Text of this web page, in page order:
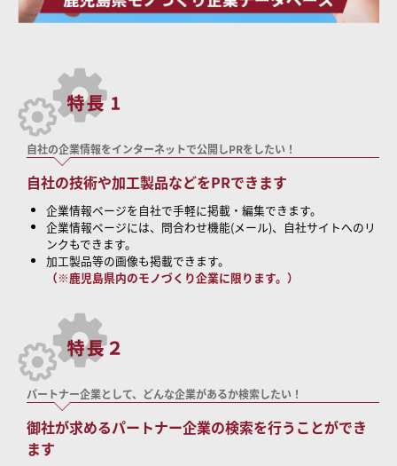
自社の企業情報をインターネットで公開しPRをしたい！
自社の技術や加工製品などをPRできます
企業情報ページを自社で手軽に掲載・編集できます。
企業情報ページには、問合わせ機能(メール)、自社サイトへのリ
ンクもできます。
加工製品等の画像も掲載できます。
（※鹿児島県内のモノづくり企業に限ります。）
パートナー企業として、どんな企業があるか検索したい！
御社が求めるパートナー企業の検索を行うことができ
ます